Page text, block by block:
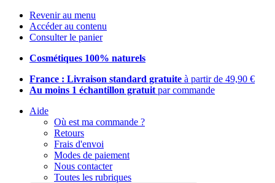
Revenir au menu
Accéder au contenu
Consulter le panier
Cosmétiques 100% naturels
France : Livraison standard gratuite à partir de 49,90 €
Au moins 1 échantillon gratuit par commande
Aide
Où est ma commande ?
Retours
Frais d'envoi
Modes de paiement
Nous contacter
Toutes les rubriques